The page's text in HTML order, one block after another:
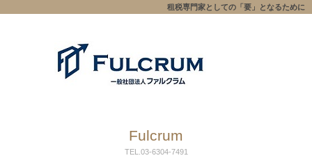
租税専門家としての「要」となるために
Fulcrum
TEL.03-6304-7491